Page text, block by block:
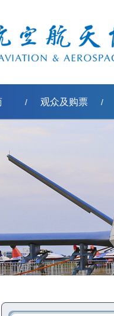
/ 观众及购票 /
模板转换错误，原